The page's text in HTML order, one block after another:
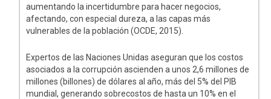
aumentando la incertidumbre para hacer negocios,
afectando, con especial dureza, a las capas más
vulnerables de la población (OCDE, 2015).
Expertos de las Naciones Unidas aseguran que los costos
asociados a la corrupción ascienden a unos 2,6 millones de
millones (billones) de dólares al año, más del 5% del PIB
mundial, generando sobrecostos de hasta un 10% en el